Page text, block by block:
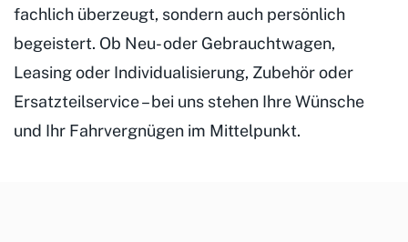
fachlich überzeugt, sondern auch persönlich
begeistert. Ob Neu- oder Gebrauchtwagen,
Leasing oder Individualisierung, Zubehör oder
Ersatzteilservice – bei uns stehen Ihre Wünsche
und Ihr Fahrvergnügen im Mittelpunkt.